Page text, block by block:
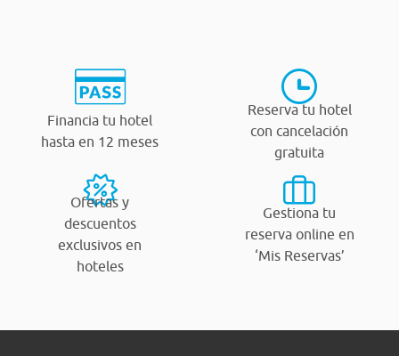
Financia tu hotel
hasta en 12 meses
Reserva tu hotel
con cancelación
gratuita
Ofertas y
descuentos
exclusivos en
hoteles
Gestiona tu
reserva online en
‘Mis Reservas’